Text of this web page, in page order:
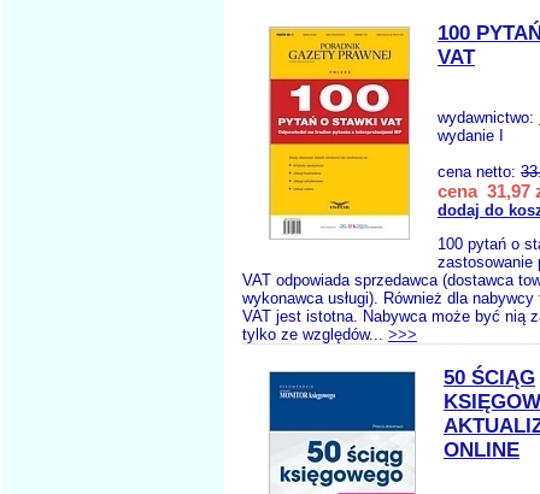
100
VAT
wydawnictwo:
wydanie I
cena netto:
cena 31,97
dodaj do
100 pytań o
zastosowanie
VAT odpowiada sprzedawca (dostawca
wykonawca usługi). Również dla
VAT jest istotna. Nabywca może być nią
tylko ze względów... >>>
50 ŚCIĄG
ONLINE